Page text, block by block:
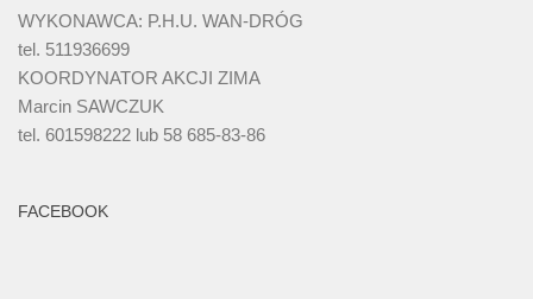
WYKONAWCA: P.H.U. WAN-DRÓG
tel. 511936699
KOORDYNATOR AKCJI ZIMA
Marcin SAWCZUK
tel. 601598222 lub 58 685-83-86
FACEBOOK